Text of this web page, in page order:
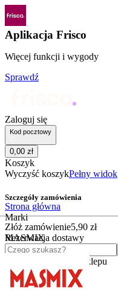
Aplikacja Frisco
Więcej funkcji i wygody
Sprawdź
Zaloguj się
Kod pocztowy
0,00 zł
Koszyk
Wyczyść koszykPełny widok
Szczegóły zamówienia
Złóż zamówienie5,90 zł
Rezerwacja dostawy
Czego szukasz?
Kategorie sklepu
Rabatówka
Outlet
Strona główna
Marki
MASMIX